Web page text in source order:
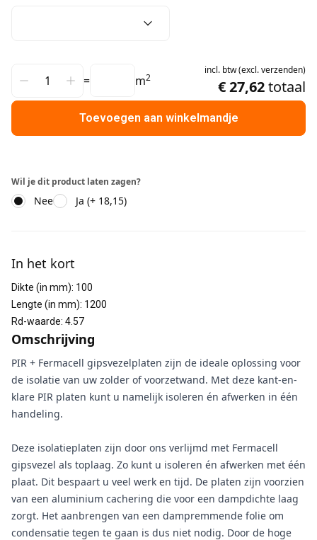
= m2
incl. btw(excl.verzenden)
€ 27,62totaal
Toevoegen aan winkelmandje
Wil je dit product laten zagen?
Nee Ja (+ 18,15)
In het kort
Dikte (in mm): 100
Lengte (in mm): 1200
Rd-waarde: 4.57
Omschrijving
PIR + Fermacell gipsvezelplaten zijn de ideale oplossing voor
de isolatie van uw zolder of voorzetwand. Met deze kant-en-
klare PIR platen kunt u namelijk isoleren én afwerken in één
handeling.
Deze isolatieplaten zijn door ons verlijmd met Fermacell
gipsvezel als toplaag. Zo kunt u isoleren én afwerken met één
plaat. Dit bespaart u veel werk en tijd. De platen zijn voorzien
van een aluminium cachering die voor een dampdichte laag
zorgt. Het aanbrengen van een dampremmende folie om
condensatie tegen te gaan is dus niet nodig. Door de hoge